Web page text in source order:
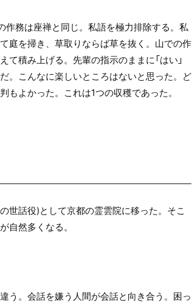
務は座禅と同じ。私語を極力排除する。私
庭を掃き、草取りならば草を抜く。山での作
積み上げる。先輩の指示のままに「はい」
。こんなに楽しいところはないと思った。ど
よかった。これは1つの収穫であった。
世話役)として京都の霊雲院に移った。そこ
自然多くなる。
う。会話を嫌う人間が会話と向き合う。困っ